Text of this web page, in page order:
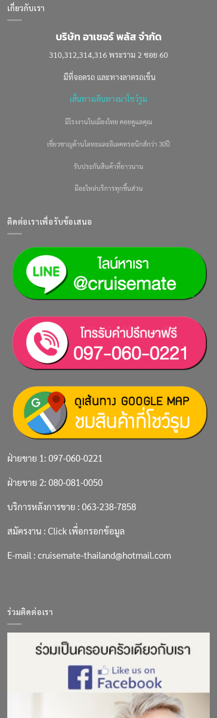
เกี่ยวกับเรา
บริษัท อาเชอร์ พลัส จำกัด
310,312,314,316 พระราม 2 ซอย 60
มีที่จอดรถ และทางลาดรถเข็น
เส้นทางเดินทางมาโชว์รูม
มีโรงงานในเมืองไทย คอยดูแลคุณ
เชี่ยวชาญด้านโลหะและอิเลคทรอนิกส์กว่า 30ปี
รับประกันสินค้าที่ยาวนาน
มีอะไหล่บริการทุกชิ้นส่วน
ติดต่อเราเพื่อรับข้อเสนอ
ฝ่ายขาย 1: 097-060-0221
ฝ่ายขาย 2: 080-081-0050
บริการหลังการขาย : 063-238-7858
สมัครงาน : Click เพื่อกรอกข้อมูล
E-mail : cruisemate-thailand@hotmail.com
ร่วมติดต่อเรา